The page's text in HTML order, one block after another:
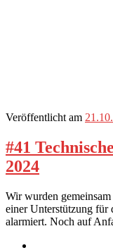
Veröffentlicht am
#41
2024
Wir wurden
einer Unterstützung für
alarmiert. Noch auf